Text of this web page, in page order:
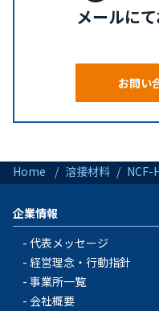
メールに
お問い
Home 溶接材料 NCF-
企業情報
代表メッセージ
経営理念・行動指針
事業所一覧
会社概要